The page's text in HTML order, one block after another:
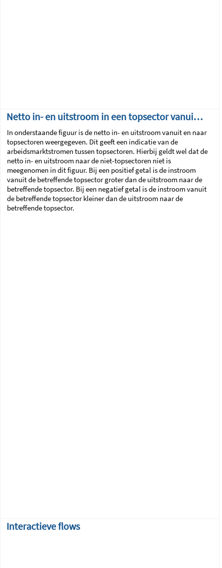
Netto in- en uitstroom in een topsector vanuit en naar andere topsectoren
In onderstaande figuur is de netto in- en uitstroom vanuit en naar
topsectoren weergegeven. Dit geeft een indicatie van de
arbeidsmarktstromen tussen topsectoren. Hierbij geldt wel dat de
netto in- en uitstroom naar de niet-topsectoren niet is
meegenomen in dit figuur. Bij een positief getal is de instroom
vanuit de betreffende topsector groter dan de uitstroom naar de
betreffende topsector. Bij een negatief getal is de instroom vanuit
de betreffende topsector kleiner dan de uitstroom naar de
betreffende topsector.
Interactieve flows